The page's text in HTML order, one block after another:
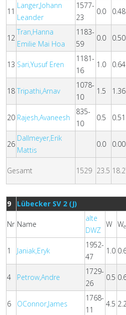
11
Langer,Johann
Leander
1577-
23
0.0 0.48
12
Tran,Hanna
Emilie Mai Hoa
1183-
59
0.0 0.50
13 Sari,Yusuf Eren
1181-
16
1.0 0.64
18 Tripathi,Arnav
1078-
10
1.5 1.36
20 Rajesh,Avaneesh
835-
10
0.5 0.51
26
Dallmeyer,Erik
Mattis
0.0 0.00
Gesamt 1529 23.5
9 Lübecker SV 2 (J)
Nr Name
alte
DWZ
W We
1 Janiak,Eryk
1952-
47
1.0
4 Petrow,Andre
1729-
26
0.5
6 OConnor,James
1768-
11
4.5